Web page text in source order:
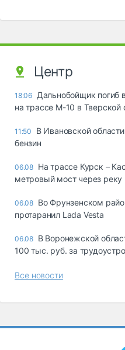
Центр
18:06 Дальнобойщик погиб
на трассе М-10 в Тверской
11:50
В Ивановской
бензин
06.08 На трассе Курск –
метровый мост через реку
06.08 Во Фрунзенском
протаранил Lada Vesta
06.08 В Воронежской
100 тыс. руб. за
Все новости